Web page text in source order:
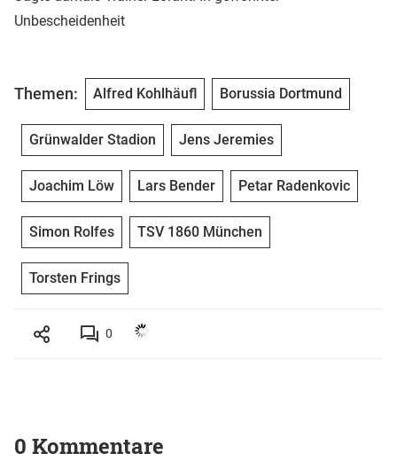
Unbescheidenheit
Themen: Alfred Kohlhäufl Borussia Dortmund
Grünwalder Stadion Jens Jeremies
Joachim Löw Lars Bender Petar Radenkovic
Simon Rolfes TSV 1860 München
Torsten Frings
0
0 Kommentare